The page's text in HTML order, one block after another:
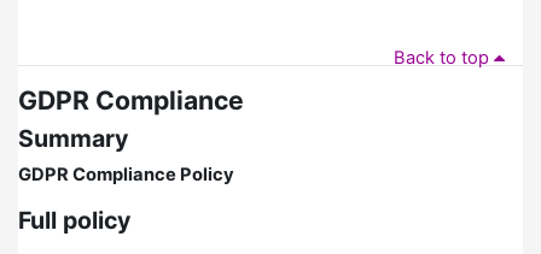
Back to top
GDPR Compliance
Summary
GDPR Compliance Policy
Full policy